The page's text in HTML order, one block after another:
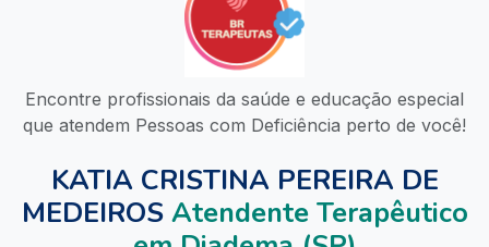
Encontre profissionais da saúde e educação especial
que atendem Pessoas com Deficiência perto de você!
KATIA CRISTINA PEREIRA DE
MEDEIROSAtendente Terapêutico